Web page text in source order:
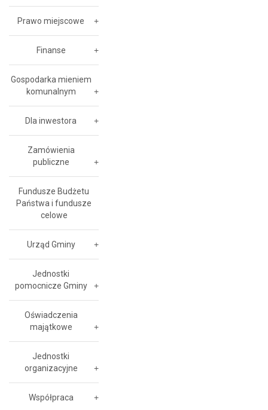
Prawo miejscowe
Finanse
Gospodarka mieniem
komunalnym
Dla inwestora
Zamówienia
publiczne
Fundusze Budżetu
Państwa i fundusze
celowe
Urząd Gminy
Jednostki
pomocnicze Gminy
Oświadczenia
majątkowe
Jednostki
organizacyjne
Współpraca